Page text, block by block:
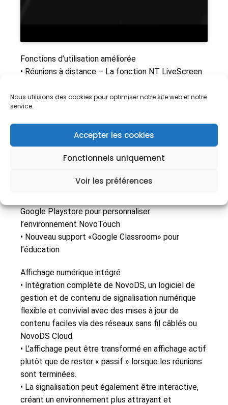
Nous utilisons des cookies pour optimiser notre site web et notre
service.
Accepter les cookies
Fonctionnels uniquement
Voir les préférences
Fonctions d’utilisation améliorée
• Réunions à distance – La fonction NT LiveScreen
NovoConnect.Le contenu NovoTouch peut être
diffusé en temps réel sur d’autres appareils
NovoTouch ou NovoEnterprise
• Prise en charge des appareils Android pour la mise
en miroir plein écran via l’application NovoPresenter
• Compatibilité améliorée avec les outils de
Office, les documents PDF et bien d’autres.
Google Playstore pour personnaliser
l’environnement NovoTouch
• Nouveau support «Google Classroom» pour
l’éducation
Affichage numérique intégré
• Intégration complète de NovoDS, un logiciel de
gestion et de contenu de signalisation numérique
flexible et convivial avec des mises à jour de
contenu faciles via des réseaux sans fil câblés ou
NovoDS Cloud.
• L’affichage peut être transformé en affichage actif
plutôt que de rester « passif » lorsque les réunions
sont terminées.
• La signalisation peut également être interactive,
créant un environnement plus attrayant et